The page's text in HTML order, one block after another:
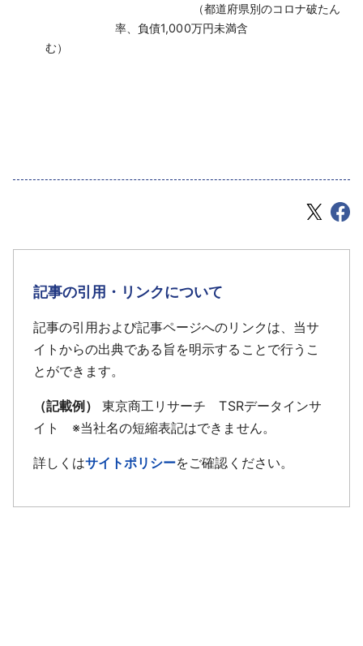
（都道府県別のコロナ破たん
率、負債1,000万円未満含
む）
記事の引用・リンクについて
記事の引用および記事ページへのリンクは、当サ
イトからの出典である旨を明示することで行うこ
とができます。
（記載例）
東京商工リサーチ TSRデータインサ
イト ※当社名の短縮表記はできません。
詳しくはサイトポリシーをご確認ください。